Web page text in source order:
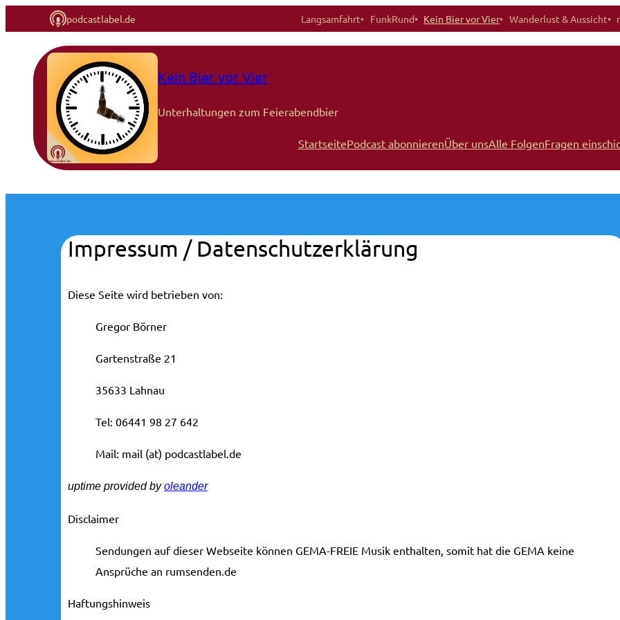
podcastlabel.de Langsamfahrt FunkRund Kein Bier vor Vier Wanderlust & Aussicht
Inhalt
springen
Kein Bier vor Vier
Unterhaltungen zum Feierabendbier
StartseitePodcast abonnierenÜber unsAlle FolgenFragen
Impressum / Datenschutzerklärung
Diese Seite wird betrieben von:
Gregor Börner
Gartenstraße 21
35633 Lahnau
Tel: 06441 98 27 642
Mail: mail (at) podcastlabel.de
uptime provided byoleander
Disclaimer
Sendungen auf dieser Webseite können GEMA-FREIE Musik enthalten, somit hat die GEMA keine
Ansprüche an rumsenden.de
Haftungshinweis